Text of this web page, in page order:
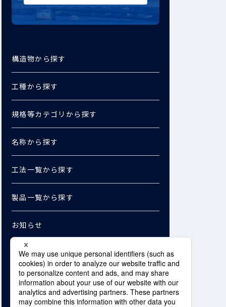
構造物から探す
工種から探す
規格等カテゴリから探す
名称から探す
工法一覧から探す
製品一覧から探す
お知らせ
お問い合わせ
資料ダウンロード